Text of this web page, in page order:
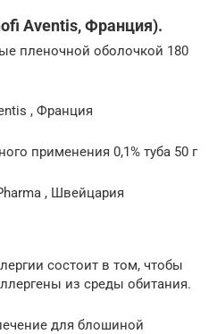
Aventis, Франция).
пленочной оболочкой 180
, Франция
применения 0,1% туба 50 г
, Швейцария
состоит в том, чтобы
из среды обитания.
для блошиной